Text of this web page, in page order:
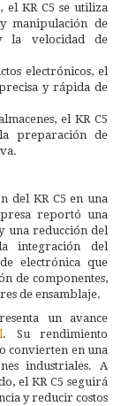
KR C5 se utiliza
manipulación de
la velocidad de
electrónicos, el
y rápida de
el KR C5
preparación de
del KR C5 en una
reportó una
una reducción del
integración del
electrónica que
de componentes,
de ensamblaje.
un avance
. Su rendimiento
convierten en una
industriales. A
el KR C5 seguirá
y reducir costos